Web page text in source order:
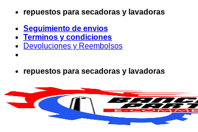
Saltar
contenido
repuestos para secadoras y lavadoras
Seguimiento de envios
Terminos y condiciones
Devoluciones y Reembolsos
repuestos para secadoras y lavadoras